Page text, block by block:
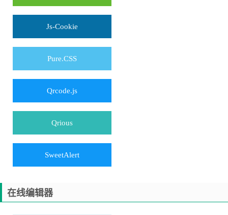
Js-Cookie
Pure.CSS
Qrcode.js
Qrious
SweetAlert
在线编辑器